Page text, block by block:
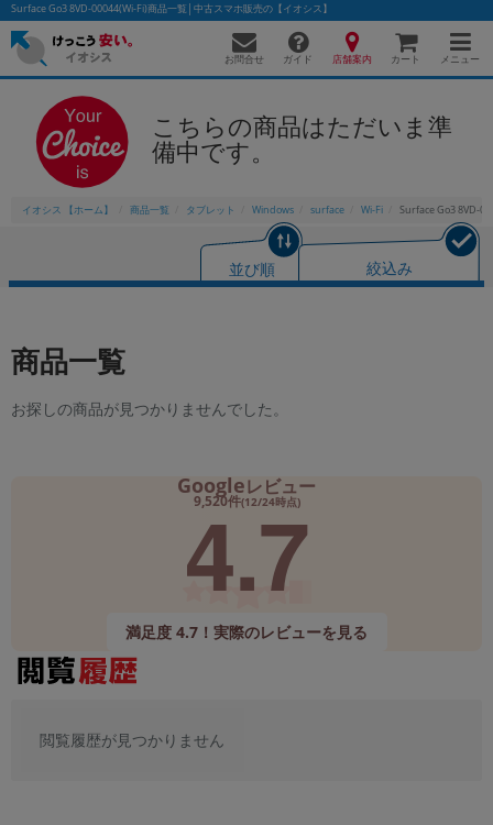
Surface Go3 8VD-00044(Wi-Fi)商品一覧│中古スマホ販売の【イオシス】
お問合せ ガイド 店舗案内 カート メニュー
こちらの商品はただいま準
備中です。
イオシス 【ホーム】 商品一覧 タブレット Windows surface Wi-Fi Surface Go3 8VD-
並び順 絞込み
商品一覧
お探しの商品が見つかりませんでした。
Googleレビュー
9,520件(12/24時点)
4.7
満足度 4.7！実際のレビューを見る
閲覧履歴が見つかりません
かんたんパソコン検索に切り替える
カテゴリー
「スマートフォン」「タブレット」など
商品シリーズ名・ブランド名の絞り込み。
「iPhone」「Xperia」「Galaxy」など
商品の搭載機能による絞り込み